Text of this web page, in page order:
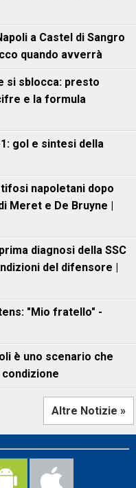
a Castel di Sangro
quando avverrà
si sblocca: presto
e la formula
gol e sintesi della
napoletani dopo
Meret e De Bruyne |
diagnosi della SSC
del difensore |
"Mio fratello" -
è uno scenario che
Altre Notizie »